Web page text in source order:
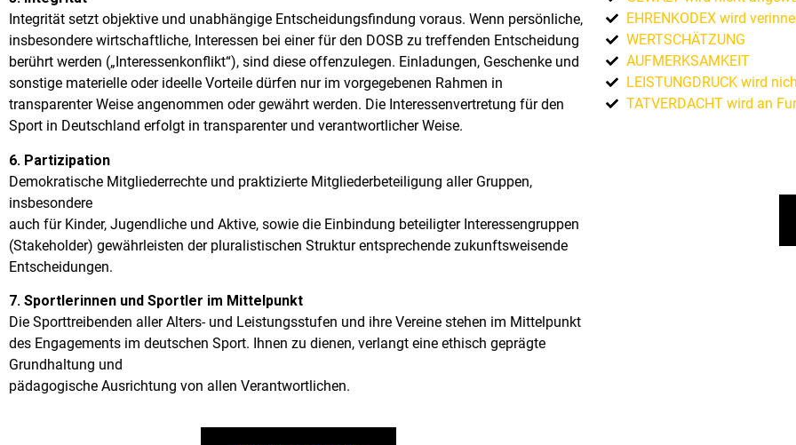
Integrität setzt objektive und unabhängige Entscheidungsfindung voraus. Wenn persönliche,
insbesondere wirtschaftliche, Interessen bei einer für den DOSB zu treffenden Entscheidung
berührt werden („Interessenkonflikt“), sind diese offenzulegen. Einladungen, Geschenke und
sonstige materielle oder ideelle Vorteile dürfen nur im vorgegebenen Rahmen in
transparenter Weise angenommen oder gewährt werden. Die Interessenvertretung für den
Sport in Deutschland erfolgt in transparenter und verantwortlicher Weise.
6. Partizipation
Demokratische Mitgliederrechte und praktizierte Mitgliederbeteiligung aller Gruppen,
insbesondere
auch für Kinder, Jugendliche und Aktive, sowie die Einbindung beteiligter Interessengruppen
(Stakeholder) gewährleisten der pluralistischen Struktur entsprechende zukunftsweisende
Entscheidungen.
7. Sportlerinnen und Sportler im Mittelpunkt
Die Sporttreibenden aller Alters- und Leistungsstufen und ihre Vereine stehen im Mittelpunkt
des Engagements im deutschen Sport. Ihnen zu dienen, verlangt eine ethisch geprägte
Grundhaltung und
pädagogische Ausrichtung von allen Verantwortlichen.
EHRENKODEX wird
WERTSCHÄTZUNG
AUFMERKSAMKEIT
LEISTUNGDRUCK wird
TATVERDACHT wird an